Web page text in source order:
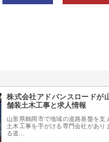
株式会社アドバンスロードが
舗装土木工事と求人情報
山形県鶴岡市で地域の道路基盤を支
土木工事を手がける専門会社があり
る道…